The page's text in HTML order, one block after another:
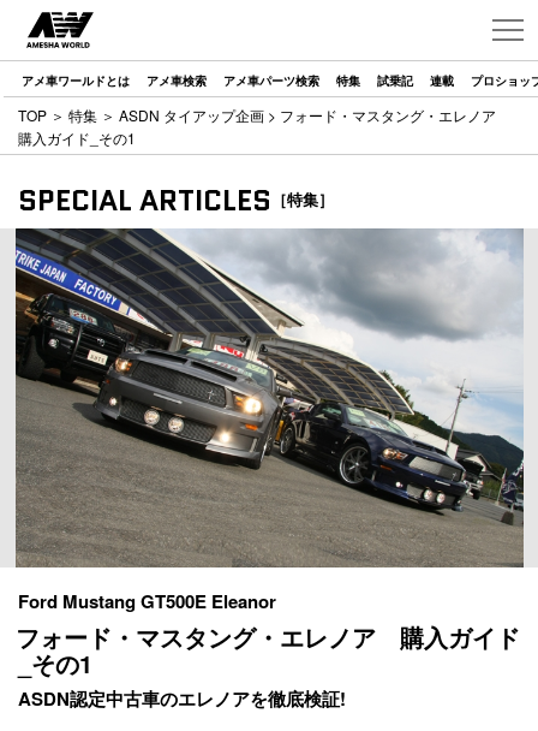
アメ車ワールドとは アメ車検索 アメ車パーツ検索 特集 試乗記 連載 プロショッ
TOP ＞ 特集 ＞ ASDN タイアップ企画 > フォード・マスタング・エレノア
購入ガイド_その1
SPECIAL ARTICLES ［特集］
Ford Mustang GT500E Eleanor
フォード・マスタング・エレノア 購入ガイド
_その1
ASDN認定中古車のエレノアを徹底検証!